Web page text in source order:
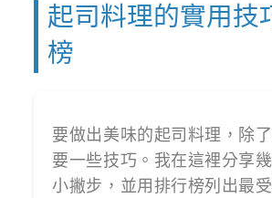
起司料理的實用技
榜
要做出美味的起司料理，除
要一些技巧。我在這裡分享
小撇步，並用排行榜列出最